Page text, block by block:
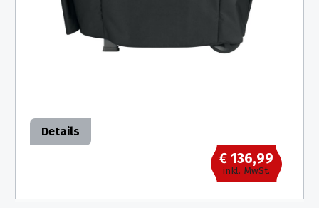
Details
€ 136,99
inkl. MwSt.